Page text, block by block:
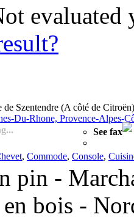
evaluated
Szentendre (A côté de
Du-Rhone, Provence-Alpes-
See fax
, Commode, Console,